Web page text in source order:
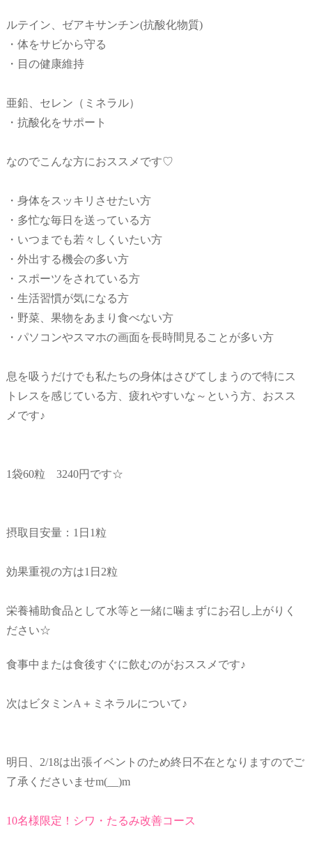
ルテイン、ゼアキサンチン(抗酸化物質)
・体をサビから守る
・目の健康維持
亜鉛、セレン（ミネラル）
・抗酸化をサポート
なのでこんな方におススメです♡
・身体をスッキリさせたい方
・多忙な毎日を送っている方
・いつまでも若々しくいたい方
・外出する機会の多い方
・スポーツをされている方
・生活習慣が気になる方
・野菜、果物をあまり食べない方
・パソコンやスマホの画面を長時間見ることが多い方
息を吸うだけでも私たちの身体はさびてしまうので特にス
トレスを感じている方、疲れやすいな～という方、おスス
メです♪
1袋60粒 3240円です☆
摂取目安量：1日1粒
効果重視の方は1日2粒
栄養補助食品として水等と一緒に噛まずにお召し上がりく
ださい☆
食事中または食後すぐに飲むのがおススメです♪
次はビタミンA＋ミネラルについて♪
明日、2/18は出張イベントのため終日不在となりますのでご
了承くださいませm(__)m
10名様限定！シワ・たるみ改善コース